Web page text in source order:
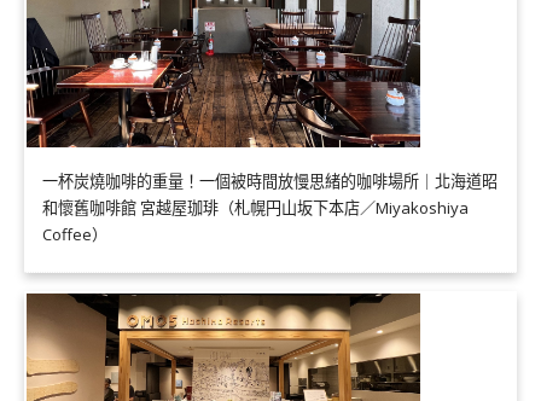
一杯炭燒咖啡的重量！一個被時間放慢思緒的咖啡場所｜北海道昭
和懷舊咖啡館 宮越屋珈琲（札幌円山坂下本店／Miyakoshiya
Coffee）